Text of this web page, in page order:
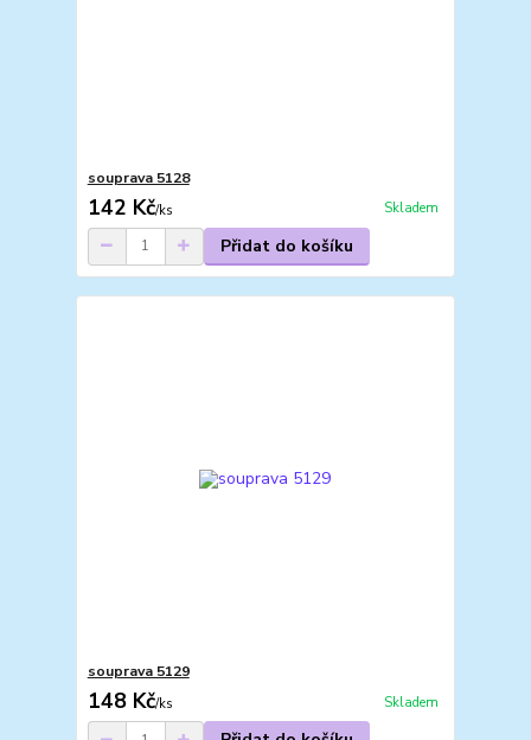
souprava 5128
142 Kč/ks Skladem
Přidat do košíku
souprava 5129
148 Kč/ks Skladem